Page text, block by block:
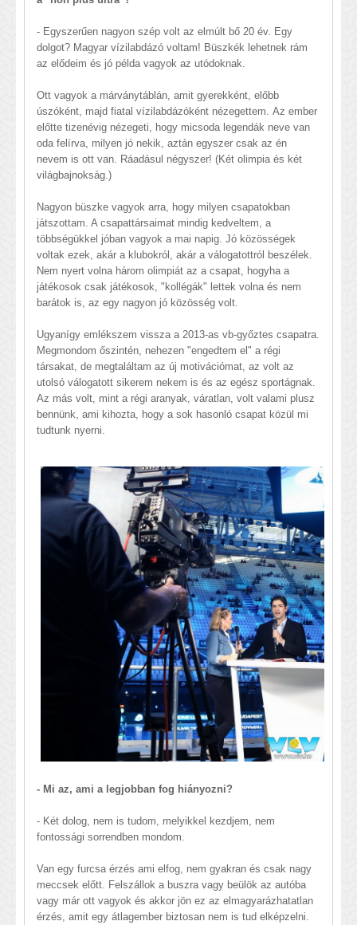
- Egyszerűen nagyon szép volt az elmúlt bő 20 év. Egy
dolgot? Magyar vízilabdázó voltam! Büszkék lehetnek rám
az elődeim és jó példa vagyok az utódoknak.
Ott vagyok a márványtáblán, amit gyerekként, előbb
úszóként, majd fiatal vízilabdázóként nézegettem. Az ember
előtte tizenévig nézegeti, hogy micsoda legendák neve van
oda felírva, milyen jó nekik, aztán egyszer csak az én
nevem is ott van. Ráadásul négyszer! (Két olimpia és két
világbajnokság.)
Nagyon büszke vagyok arra, hogy milyen csapatokban
játszottam. A csapattársaimat mindig kedveltem, a
többségükkel jóban vagyok a mai napig. Jó közösségek
voltak ezek, akár a klubokról, akár a válogatottról beszélek.
Nem nyert volna három olimpiát az a csapat, hogyha a
játékosok csak játékosok, "kollégák" lettek volna és nem
barátok is, az egy nagyon jó közösség volt.
Ugyanígy emlékszem vissza a 2013-as vb-győztes csapatra.
Megmondom őszintén, nehezen "engedtem el" a régi
társakat, de megtaláltam az új motivációmat, az volt az
utolsó válogatott sikerem nekem is és az egész sportágnak.
Az más volt, mint a régi aranyak, váratlan, volt valami plusz
bennünk, ami kihozta, hogy a sok hasonló csapat közül mi
tudtunk nyerni.
- Mi az, ami a legjobban fog hiányozni?
- Két dolog, nem is tudom, melyikkel kezdjem, nem
fontossági sorrendben mondom.
Van egy furcsa érzés ami elfog, nem gyakran és csak nagy
meccsek előtt. Felszállok a buszra vagy beülök az autóba
vagy már ott vagyok és akkor jön ez az elmagyarázhatatlan
érzés, amit egy átlagember biztosan nem is tud elképzelni.